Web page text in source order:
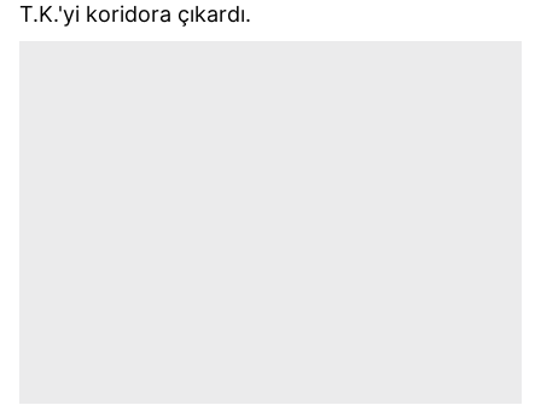
T.K.'yi koridora çıkardı.